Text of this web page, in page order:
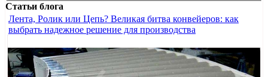
Статьи блога
Лента, Ролик или Цепь? Великая битва конвейеров: как
выбрать надежное решение для производства